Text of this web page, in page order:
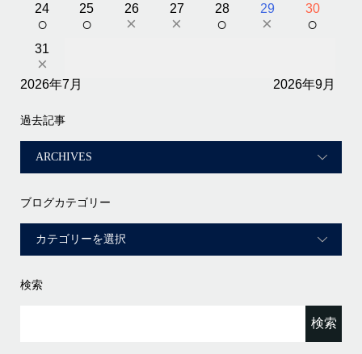
24
○
25
○
26
×
27
×
28
○
29
×
30
○
31
×
2026年7月 2026年9月
過去記事
ブログカテゴリー
検索